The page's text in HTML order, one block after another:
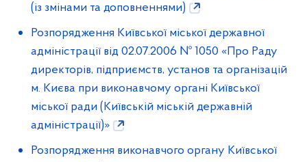
(із змінами та доповненнями)
Розпорядження Київської міської державної
адміністрації від 02.07.2006 № 1050 «Про Раду
директорів, підприємств, установ та організацій
м. Києва при виконавчому органі Київської
міської ради (Київській міській державній
адміністрації)»
Розпорядження виконавчого органу Київської